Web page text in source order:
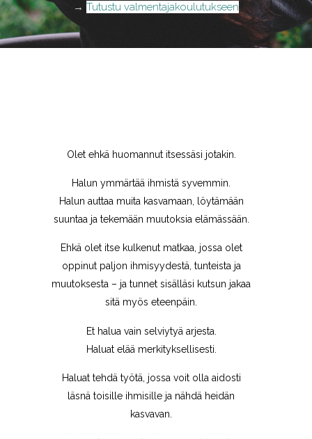
→ Tutustu valmentajakoulutukseen
Olet ehkä huomannut itsessäsi jotakin.
Halun ymmärtää ihmistä syvemmin.
Halun auttaa muita kasvamaan, löytämään
suuntaa ja tekemään muutoksia elämässään.
Ehkä olet itse kulkenut matkaa, jossa olet
oppinut paljon ihmisyydestä, tunteista ja
muutoksesta – ja tunnet sisälläsi kutsun jakaa
sitä myös eteenpäin.
Et halua vain selviytyä arjesta.
Haluat elää merkityksellisesti.
Haluat tehdä työtä, jossa voit olla aidosti
läsnä toisille ihmisille ja nähdä heidän
kasvavan.